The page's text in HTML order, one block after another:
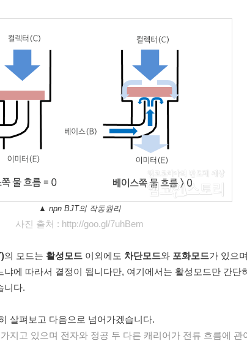
▲ npn BJT의 작동원리
사진 출처 : http://goo.gl/7uhBem
의 모드는 활성모드 이외에도 차단모드와 포화모드가 있으
냐에 따라서 결정이 됩니다만, 여기에서는 활성모드만 간단
니다.
살펴보고 다음으로 넘어가겠습니다.
지고 있으며 전자와 정공 두 다른 캐리어가 전류 흐름에 관